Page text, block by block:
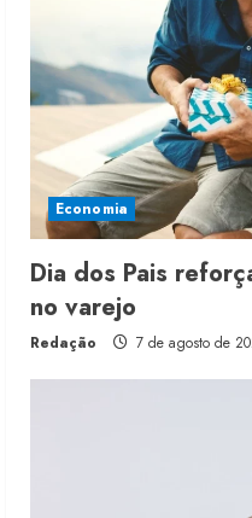
Economia
Dia dos Pais
no varejo
Redação 7 de agosto de